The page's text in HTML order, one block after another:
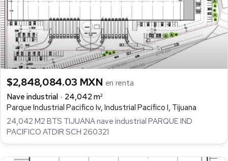
$2,848,084.03 MXN en renta
Nave industrial
24,042 m²
Parque Industrial Pacifico Iv, Industrial Pacífico I, Tijuana
24,042 M2 BTS TIJUANA nave industrial PARQUE IND
PACIFICO ATDIR SCH 260321